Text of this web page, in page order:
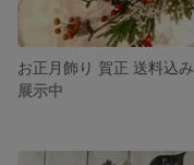
お正月飾り 賀正 送料込み
展示中